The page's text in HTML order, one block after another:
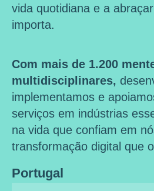
vida quotidiana e a
importa.
Com mais de 1.200
multidisciplinares,
implementamos e
serviços em indústrias
na vida que confiam em
transformação digital que
Portugal